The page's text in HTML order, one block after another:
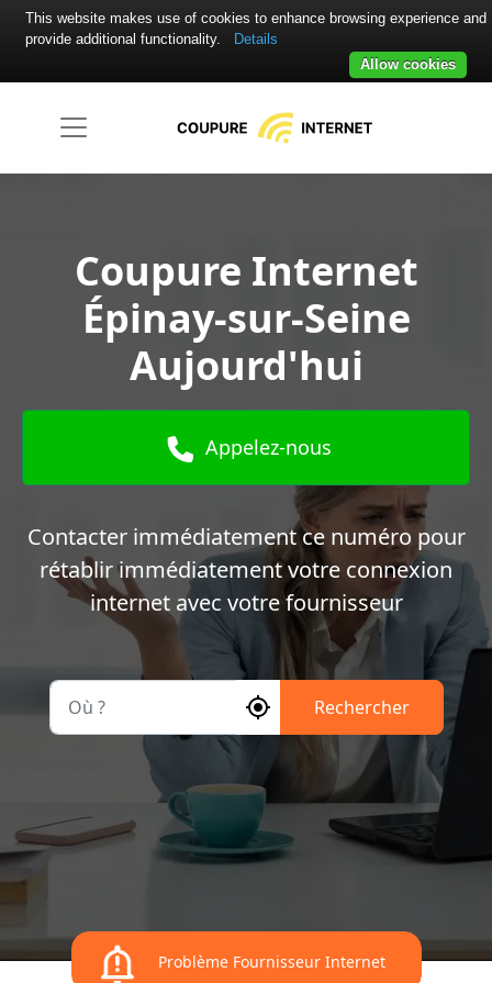
Coupure Internet
Épinay-sur-Seine
Aujourd'hui
Appelez-nous
Contacter immédiatement ce numéro pour
rétablir immédiatement votre connexion
internet avec votre fournisseur
Rechercher
Problème Fournisseur Internet
This website makes use of cookies to enhance browsing experience and
provide additional functionality.
Details
Allow cookies